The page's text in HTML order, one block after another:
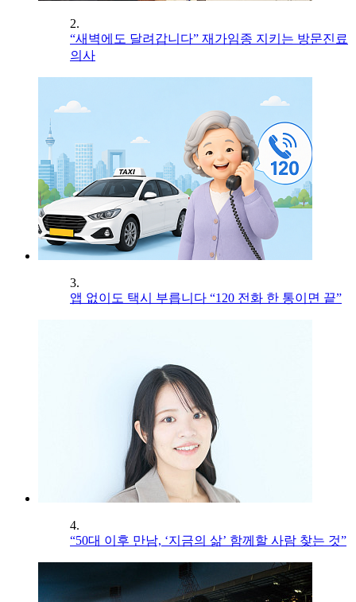
2.
“새벽에도 달려갑니다” 재가임종 지키는 방문진료
의사
3.
앱 없이도 택시 부릅니다 “120 전화 한 통이면 끝”
4.
“50대 이후 만남, ‘지금의 삶’ 함께할 사람 찾는 것”